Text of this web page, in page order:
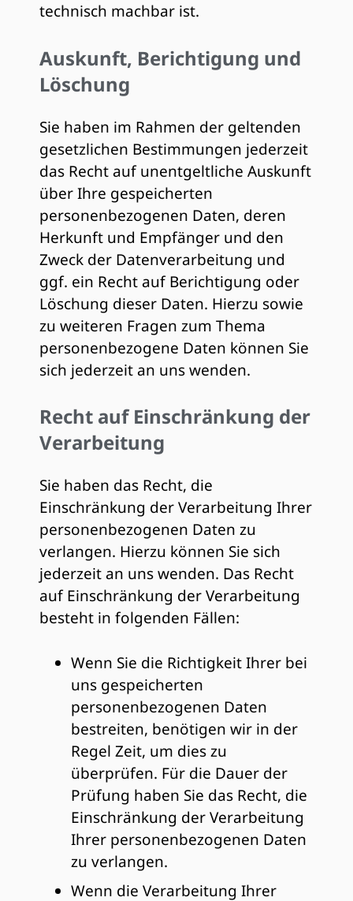
technisch machbar ist.
Auskunft, Berichtigung und
Löschung
Sie haben im Rahmen der geltenden
gesetzlichen Bestimmungen jederzeit
das Recht auf unentgeltliche Auskunft
über Ihre gespeicherten
personenbezogenen Daten, deren
Herkunft und Empfänger und den
Zweck der Datenverarbeitung und
ggf. ein Recht auf Berichtigung oder
Löschung dieser Daten. Hierzu sowie
zu weiteren Fragen zum Thema
personenbezogene Daten können Sie
sich jederzeit an uns wenden.
Recht auf Einschränkung der
Verarbeitung
Sie haben das Recht, die
Einschränkung der Verarbeitung Ihrer
personenbezogenen Daten zu
verlangen. Hierzu können Sie sich
jederzeit an uns wenden. Das Recht
auf Einschränkung der Verarbeitung
besteht in folgenden Fällen:
Wenn Sie die Richtigkeit Ihrer bei
uns gespeicherten
personenbezogenen Daten
bestreiten, benötigen wir in der
Regel Zeit, um dies zu
überprüfen. Für die Dauer der
Prüfung haben Sie das Recht, die
Einschränkung der Verarbeitung
Ihrer personenbezogenen Daten
zu verlangen.
Wenn die Verarbeitung Ihrer